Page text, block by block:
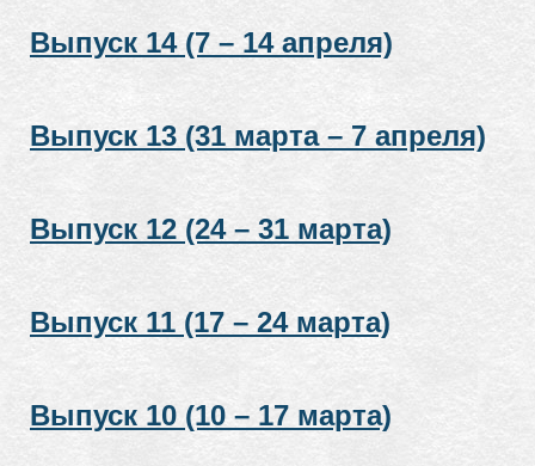
Выпуск 14 (7 – 14 апреля)
Выпуск 13 (31 марта – 7 апреля)
Выпуск 12 (24 – 31 марта)
Выпуск 11 (17 – 24 марта)
Выпуск 10 (10 – 17 марта)